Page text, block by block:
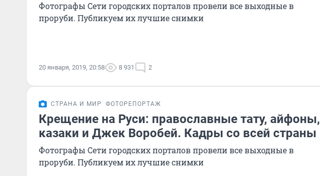
Фотографы Сети городских порталов провели все выходные в
проруби. Публикуем их лучшие снимки
20 января, 2019, 20:58 8 931 2
СТРАНА И МИР ФОТОРЕПОРТАЖ
Крещение на Руси: православные тату, айфоны,
казаки и Джек Воробей. Кадры со всей страны
Фотографы Сети городских порталов провели все выходные в
проруби. Публикуем их лучшие снимки